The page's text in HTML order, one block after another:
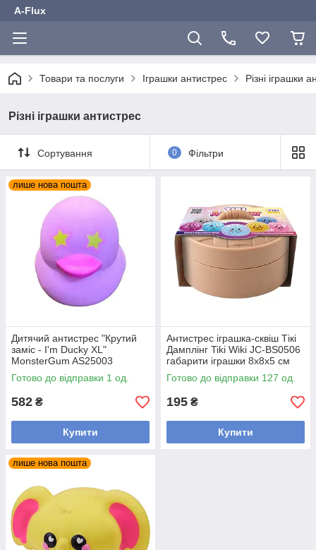
A-Flux
Товари та послуги Іграшки антистрес Різні іграшки
Різні іграшки антистрес
Сортування 0 Фільтри
лише нова пошта
Дитячий антистрес "Крутий
заміс - I'm Ducky XL"
MonsterGum AS25003
Рожевий
Готово до відправки 1 од.
582 ₴
Купити
Антистрес іграшка-сквіш Тікі
Дамплінг Tiki Wiki JC-BS0506
габарити іграшки 8x8x5 см
Готово до відправки 127 од.
195 ₴
Купити
лише нова пошта